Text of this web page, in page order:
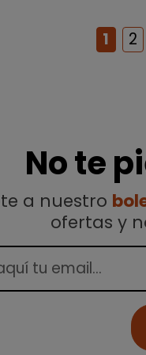
1 2
No te
a nuestro
ofertas y